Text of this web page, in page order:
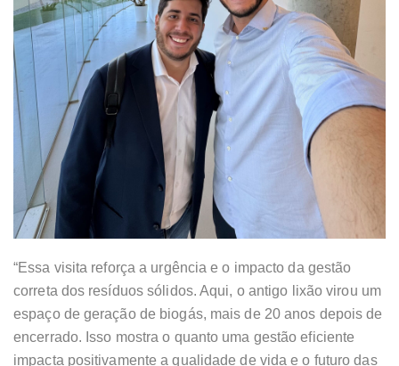
“Essa visita reforça a urgência e o impacto da gestão
correta dos resíduos sólidos. Aqui, o antigo lixão virou um
espaço de geração de biogás, mais de 20 anos depois de
encerrado. Isso mostra o quanto uma gestão eficiente
impacta positivamente a qualidade de vida e o futuro das